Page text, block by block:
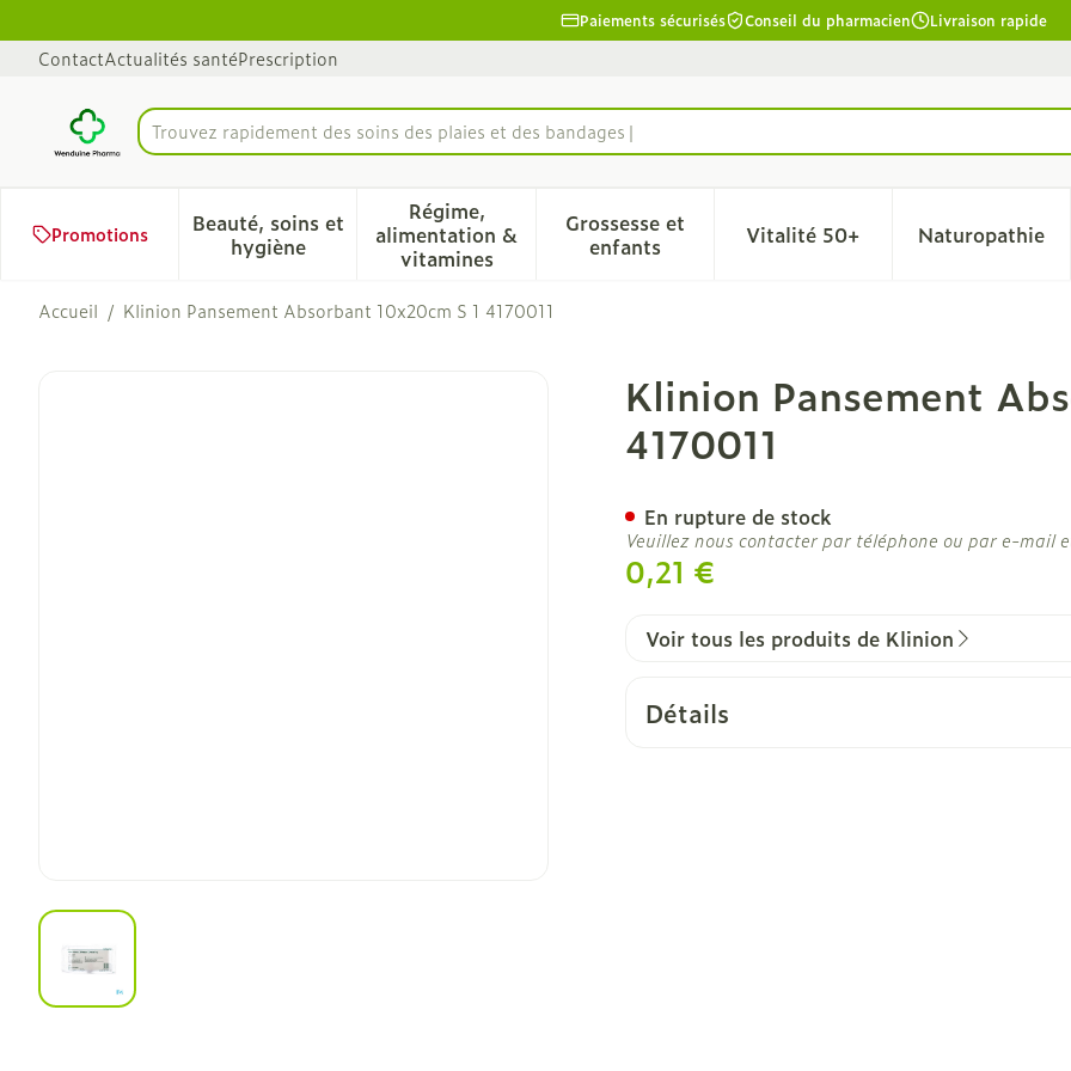
Paiements sécurisés Conseil du pharmacien Livraison rapide
ContactActualités santéPrescription
Rechercher
Trouvez rapidement des soins des plaies et des bandages
Promotions
Beauté, soins et
hygièneAfficher le sous-menu pour la catégorie Beauté, soins et hygiène
Régime,
alimentation &
vitaminesAfficher le sous-menu pour la catégorie Régime, alimentation &
Grossesse et
enfantsAfficher le sous-menu pour la catégorie
Vitalité 50+Afficher le sous-menu pour
Naturopathie
Afficher
Accueil / Klinion Pansement Absorbant 10x20cm S 1 4170011
View larger image
Klinion Pansement Absorbant 10x20cm S 1 4170011
Klinion Pansement
4170011
0,21 €
En rupture de stock
Veuillez nous contacter par téléphone ou par e-mail
Voir tous les produits de Klinion
Détails